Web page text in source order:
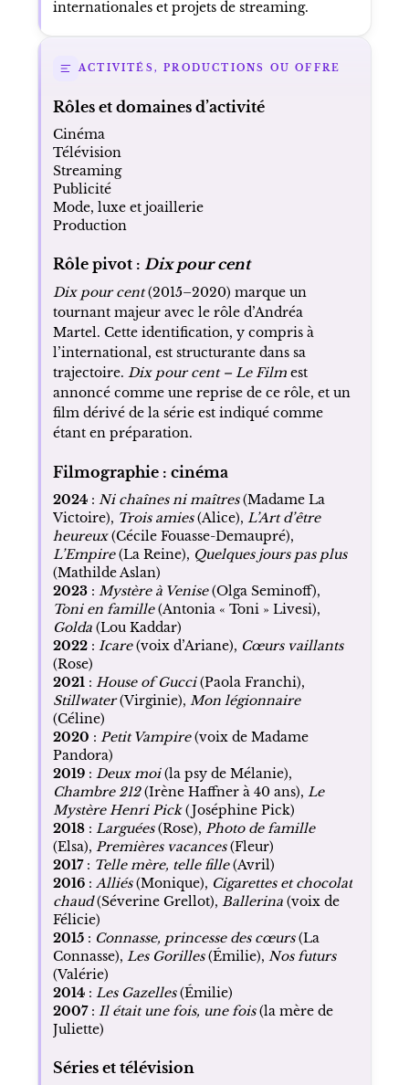
internationales et projets de streaming.
ACTIVITÉS, PRODUCTIONS OU OFFRE
Rôles et domaines d’activité
Cinéma
Télévision
Streaming
Publicité
Mode, luxe et joaillerie
Production
Rôle pivot : Dix pour cent
Dix pour cent(2015–2020) marque un
tournant majeur avec le rôle d’Andréa
Martel. Cette identification, y compris à
l’international, est structurante dans sa
trajectoire. Dix pour cent – Le Filmest
annoncé comme une reprise de ce rôle, et un
film dérivé de la série est indiqué comme
étant en préparation.
Filmographie : cinéma
2024: Ni chaînes ni maîtres(Madame La
Victoire), Trois amies(Alice), L’Art d’être
heureux(Cécile Fouasse-Demaupré),
L’Empire(La Reine), Quelques jours pas plus
(Mathilde Aslan)
2023: Mystère à Venise(Olga Seminoff),
Toni en famille(Antonia « Toni » Livesi),
Golda(Lou Kaddar)
2022: Icare(voix d’Ariane), Cœurs vaillants
(Rose)
2021: House of Gucci(Paola Franchi),
Stillwater(Virginie), Mon légionnaire
(Céline)
2020 : Petit Vampire(voix de Madame
Pandora)
2019: Deux moi(la psy de Mélanie),
Chambre 212(Irène Haffner à 40 ans), Le
Mystère Henri Pick(Joséphine Pick)
2018: Larguées(Rose), Photo de famille
(Elsa), Premières vacances(Fleur)
2017: Telle mère, telle fille(Avril)
2016: Alliés(Monique), Cigarettes et chocolat
chaud(Séverine Grellot), Ballerina(voix de
Félicie)
2015: Connasse, princesse des cœurs(La
Connasse), Les Gorilles(Émilie), Nos futurs
(Valérie)
2014: Les Gazelles(Émilie)
2007: Il était une fois, une fois(la mère de
Juliette)
Séries et télévision